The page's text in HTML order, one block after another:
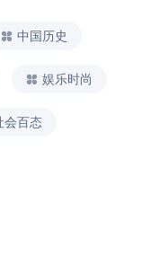
中国历史
娱乐时尚
会百态